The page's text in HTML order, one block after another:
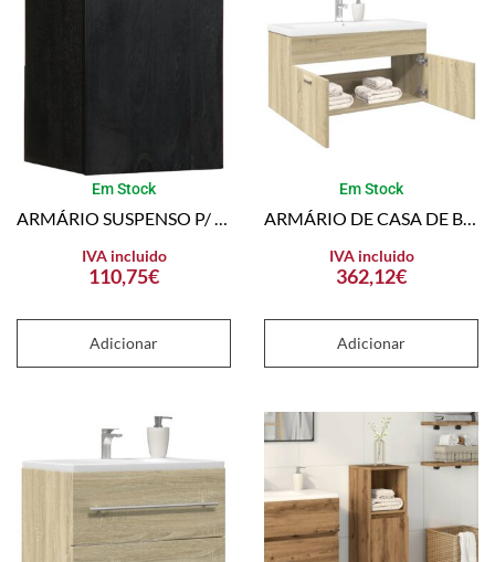
Em Stock
110,75€
IVA incluido
Adicionar
Em Stock
362,12€
IVA incluido
Adicionar